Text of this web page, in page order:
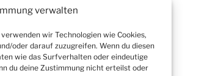
verwalten
wir Technologien wie Cookies,
oder darauf zuzugreifen. Wenn du diesen
wie das Surfverhalten oder eindeutige
du deine Zustimmung nicht erteilst oder